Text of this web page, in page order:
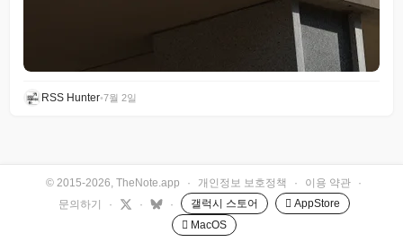
RSS Hunter•7월 2일
© 2015-2026, TheNote.app · 개인정보 보호정책 · 이용 약관
·
문의하기
· · · 갤럭시 스토어
 AppStore
 MacOS